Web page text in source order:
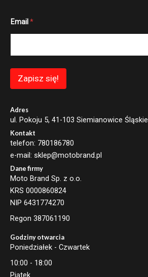
m
E
l
m
a
l
Email *
Zapisz się!
Adres
ul. Pokoju 5, 41-103 Siemianowice Śląskie
Kontakt
telefon: 780186780
e-mail: sklep@motobrand.pl
Dane firmy
Moto Brand Sp. z o.o.
KRS 0000860824
NIP 6431774270
Regon 387061190
Godziny otwarcia
Poniedziałek - Czwartek
10:00 - 18:00
Piątek